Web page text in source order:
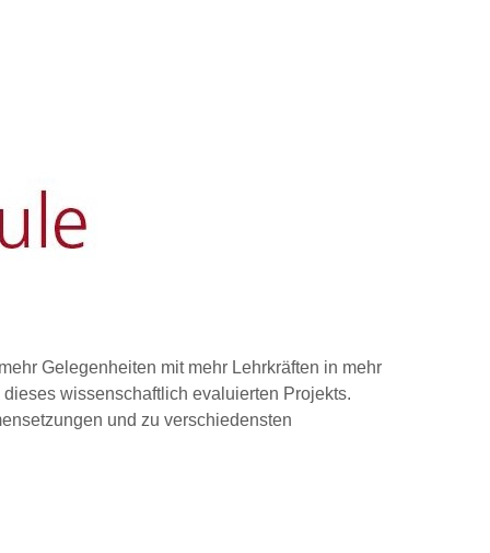
Gelegenheiten mit mehr Lehrkräften in mehr
wissenschaftlich evaluierten Projekts.
und zu verschiedensten